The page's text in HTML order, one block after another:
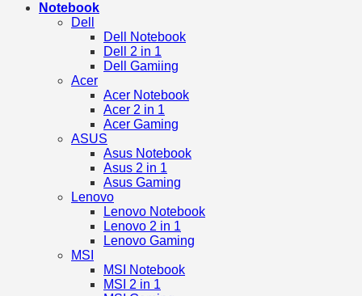
Notebook
Dell
Dell Notebook
Dell 2 in 1
Dell Gamiing
Acer
Acer Notebook
Acer 2 in 1
Acer Gaming
ASUS
Asus Notebook
Asus 2 in 1
Asus Gaming
Lenovo
Lenovo Notebook
Lenovo 2 in 1
Lenovo Gaming
MSI
MSI Notebook
MSI 2 in 1